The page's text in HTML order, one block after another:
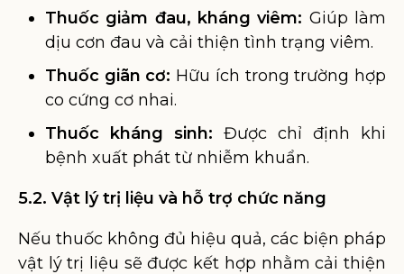
Thuốc giảm đau, kháng viêm: Giúp làm
dịu cơn đau và cải thiện tình trạng viêm.
Thuốc giãn cơ: Hữu ích trong trường hợp
co cứng cơ nhai.
Thuốc kháng sinh: Được chỉ định khi
bệnh xuất phát từ nhiễm khuẩn.
5.2. Vật lý trị liệu và hỗ trợ chức năng
Nếu thuốc không đủ hiệu quả, các biện pháp
vật lý trị liệu sẽ được kết hợp nhằm cải thiện